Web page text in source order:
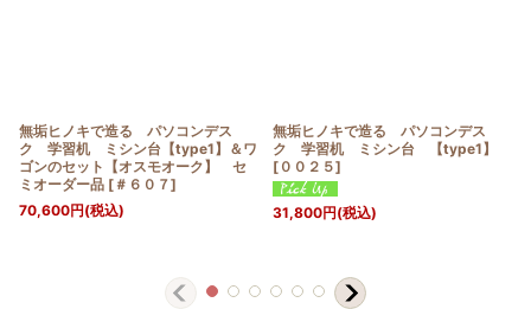
無垢ヒノキで造る パソコンデス
ク 学習机 ミシン台【type1】＆ワ
ゴンのセット【オスモオーク】 セ
ミオーダー品 [ ＃６０７]
70,600円(税込)
無垢ヒノキで造る パソコンデス
ク 学習机 ミシン台 【type1】
[ ００２５]
31,800円(税込)